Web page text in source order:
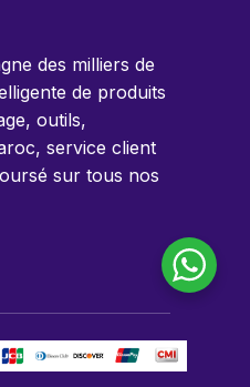
des milliers de
de produits
outils,
service client
sur tous nos